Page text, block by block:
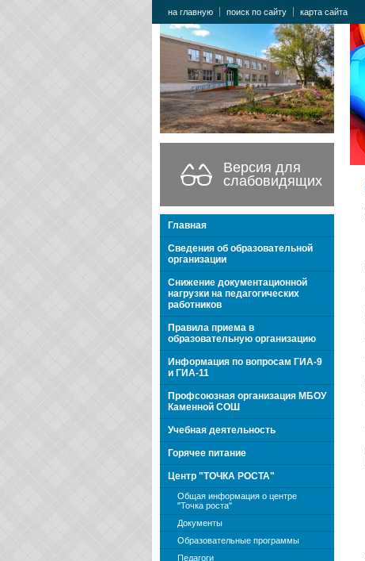
на главную поиск по сайту карта сайта
Версия для
слабовидящих
Главная
Сведения об образовательной
организации
Снижение документационной
нагрузки на педагогических
работников
Правила приема в
образовательную организацию
Информация по вопросам ГИА-9
и ГИА-11
Профсоюзная организация МБОУ
Каменной СОШ
Учебная деятельность
Горячее питание
Центр "ТОЧКА РОСТА"
Общая информация о центре
"Точка роста"
Документы
Образовательные программы
Педагоги